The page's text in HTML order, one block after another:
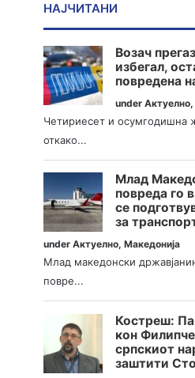
НАЈЧИТАНИ
Возач
избегал,
повредена
underАктуелно
Четириесет и осумгодишна
откако...
Млад
повреда го
се
за
underАктуелно,Македонија
Млад македонски
повре...
Костреш:
кон
српскиот
заштити